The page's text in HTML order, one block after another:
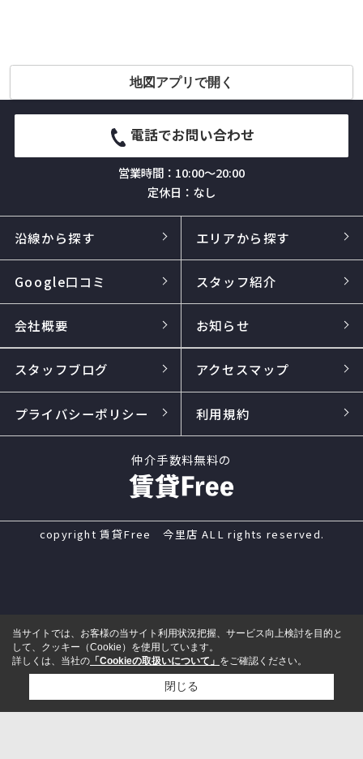
地図アプリで開く
電話でお問い合わせ
営業時間：10:00～20:00
定休日：なし
沿線から探す エリアから探す
Google口コミ スタッフ紹介
会社概要 お知らせ
スタッフブログ アクセスマップ
プライバシーポリシー 利用規約
仲介手数料無料の
copyright 賃貸Free 今里店 ALL rights reserved.
来店予約 電話
当サイトでは、お客様の当サイト利用状況把握、サービス向上検討を目的と
して、クッキー（Cookie）を使用しています。
詳しくは、当社の 「Cookieの取扱いについて」 をご確認ください。
閉じる